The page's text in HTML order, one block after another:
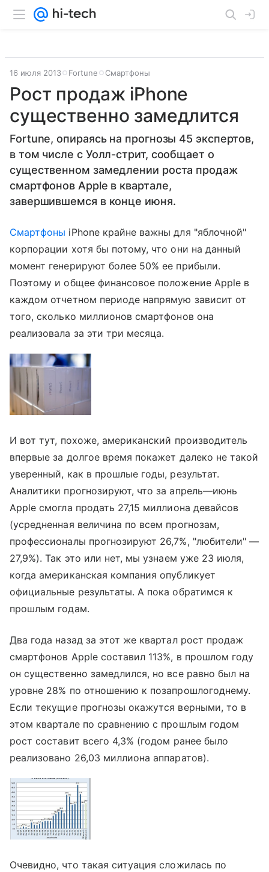
16 июля 2013 Fortune Смартфоны
Рост продаж iPhone
существенно замедлится
Fortune, опираясь на прогнозы 45 экспертов,
в том числе с Уолл-стрит, сообщает о
существенном замедлении роста продаж
смартфонов Apple в квартале,
завершившемся в конце июня.
Смартфоны iPhone крайне важны для "яблочной"
корпорации хотя бы потому, что они на данный
момент генерируют более 50% ее прибыли.
Поэтому и общее финансовое положение Apple в
каждом отчетном периоде напрямую зависит от
того, сколько миллионов смартфонов она
реализовала за эти три месяца.
И вот тут, похоже, американский производитель
впервые за долгое время покажет далеко не такой
уверенный, как в прошлые годы, результат.
Аналитики прогнозируют, что за апрель—июнь
Apple смогла продать 27,15 миллиона девайсов
(усредненная величина по всем прогнозам,
профессионалы прогнозируют 26,7%, "любители" —
27,9%). Так это или нет, мы узнаем уже 23 июля,
когда американская компания опубликует
официальные результаты. А пока обратимся к
прошлым годам.
Два года назад за этот же квартал рост продаж
смартфонов Apple составил 113%, в прошлом году
он существенно замедлился, но все равно был на
уровне 28% по отношению к позапрошлогоднему.
Если текущие прогнозы окажутся верными, то в
этом квартале по сравнению с прошлым годом
рост составит всего 4,3% (годом ранее было
реализовано 26,03 миллиона аппаратов).
Очевидно, что такая ситуация сложилась по